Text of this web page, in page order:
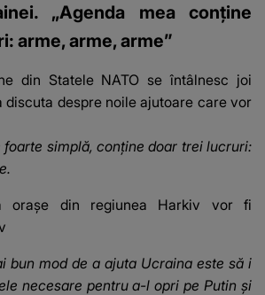
„Agenda mea conţine
arme, arme, arme”
din Statele NATO se întâlnesc joi
discuta despre noile ajutoare care vor
foarte simplă, conţine doar trei lucruri:
.
orașe din regiunea Harkiv vor fi
bun mod de a ajuta Ucraina este să i
necesare pentru a-l opri pe Putin şi